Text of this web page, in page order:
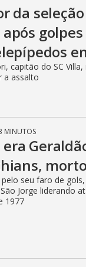
da
capitão do SC
a assalto
MINUTOS
seu faro de
Jorge liderando
1977